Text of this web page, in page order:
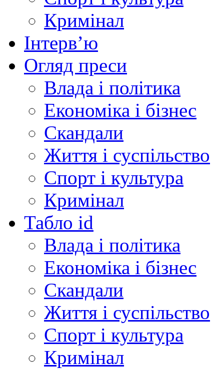
Кримінал
Інтерв’ю
Огляд преси
Влада і політика
Економіка і бізнес
Скандали
Життя і суспільство
Спорт і культура
Кримінал
Табло id
Влада і політика
Економіка і бізнес
Скандали
Життя і суспільство
Спорт і культура
Кримінал